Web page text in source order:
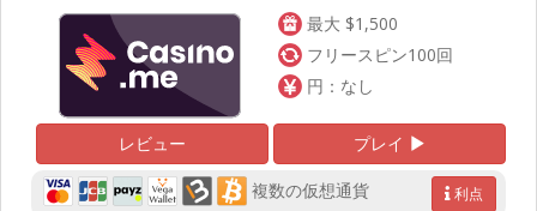
最大 $1,500
フリースピン100回
円：なし
レビュー プレイ
複数の仮想通貨 利点